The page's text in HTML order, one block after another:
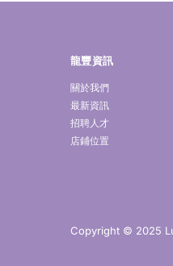
龍豐資訊
關於我們
最新資訊
招聘人才
店鋪位置
Copyright © 2025